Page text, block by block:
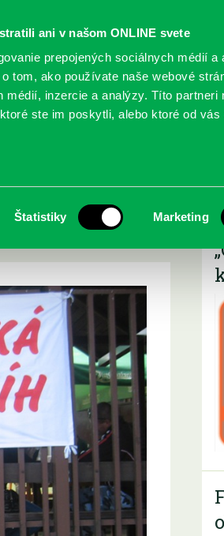
ani v našom ONLINE svete
prepojených sociálnych médií a
tom, ako používate naše webové
inzercie a analýzy. Títo partneri
ste im poskytli, alebo ktoré od vás
Štatistiky Marketing
POBOČKY O
2014 –